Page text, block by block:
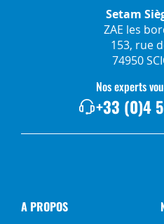
Setam
ZAE les
153, rue
74950
Nos experts
+33 (0)4
A PROPOS